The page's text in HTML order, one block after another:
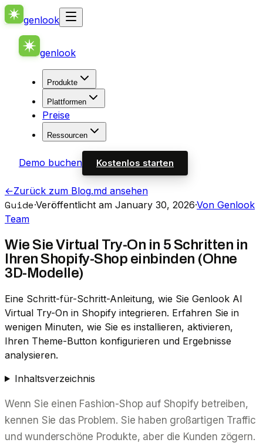
genlook
genlook
Produkte
Plattformen
Preise
Ressourcen
Demo buchen Kostenlos starten
←Zurück zum Blog.md ansehen
Guide·Veröffentlicht am January 30, 2026·Von Genlook
Team
Wie Sie Virtual Try-On in 5 Schritten in
Ihren Shopify-Shop einbinden (Ohne
3D-Modelle)
Eine Schritt-für-Schritt-Anleitung, wie Sie Genlook AI
Virtual Try-On in Shopify integrieren. Erfahren Sie in
wenigen Minuten, wie Sie es installieren, aktivieren,
Ihren Theme-Button konfigurieren und Ergebnisse
analysieren.
Inhaltsverzeichnis
Wenn Sie einen Fashion-Shop auf Shopify betreiben,
kennen Sie das Problem. Sie haben großartigen Traffic
und wunderschöne Produkte, aber die Kunden zögern.